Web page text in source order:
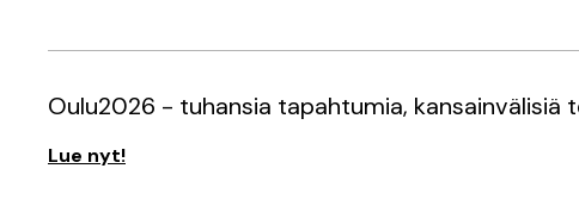
Oulu2026 - tuhansia tapahtumia,
Lue nyt!